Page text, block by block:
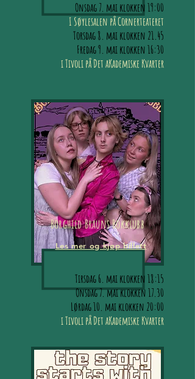
Onsdag 7. mai klokken 19:00
I Søylesalen på Cornerteateret
Torsdag 8. mai klokken 21.45
Fredag 9. mai klokken 16:30
i Tivoli på Det aKademiske Kvarter
Borghild Brauns Bokklubb
Les mer og kjøp billett
Tirsdag 6. mai klokken 18:15
Onsdag 7. mai klokken 17.30
Lørdag 10. mai klokken 20:00
i Tivoli på Det aKademiske Kvarter